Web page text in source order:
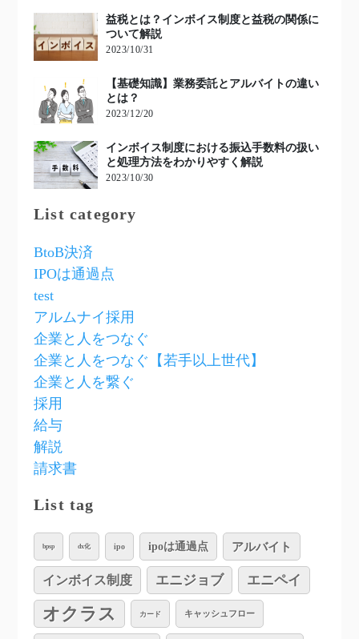
益税とは？インボイス制度と益税の関係に
ついて解説
2023/10/31
【基礎知識】業務委託とアルバイトの違い
とは？
2023/12/20
インボイス制度における振込手数料の扱い
と処理方法をわかりやすく解説
2023/10/30
List category
BtoB決済
IPOは通過点
test
アルムナイ採用
企業と人をつなぐ
企業と人をつなぐ【若手以上世代】
企業と人を繋ぐ
採用
給与
解説
請求書
List tag
bpsp dx化 ipo ipoは通過点 アルバイト
インボイス制度 エニジョブ エニペイ
オクラス カード キャッシュフロー